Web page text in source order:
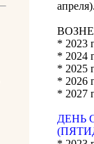
апреля).
* 2023
* 2024
* 2025
* 2026
* 2027
ДЕНЬ